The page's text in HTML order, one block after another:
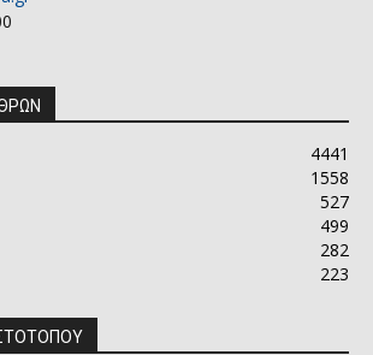
4441
1558
527
499
282
223